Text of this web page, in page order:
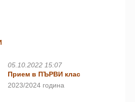
05.10.2022 15:07
Прием в ПЪРВИ клас
2023/2024 година